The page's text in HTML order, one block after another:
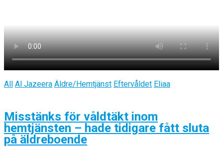
All Al Jazeera Äldre/Hemtjänst Eftervåldet Eliaa
Misstänks för våldtäkt inom
hemtjänsten – hade tidigare fått sluta
på äldreboende